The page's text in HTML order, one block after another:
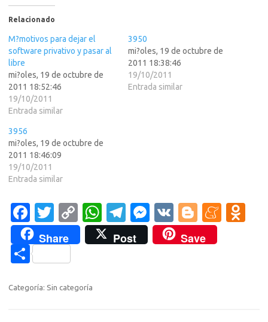
Relacionado
M?motivos para dejar el
software privativo y pasar al
libre
mi?oles, 19 de octubre de
2011 18:52:46
19/10/2011
Entrada similar
3950
mi?oles, 19 de octubre de
2011 18:38:46
19/10/2011
Entrada similar
3956
mi?oles, 19 de octubre de
2011 18:46:09
19/10/2011
Entrada similar
Fa
c
e
b
o
T
w
it
te
r
C
o
p
Li
W
h
at
T
el
e
M
es
se
V
K
Bl
o
g
M
Share Post Save
C
m
Categoría: Sin categoría